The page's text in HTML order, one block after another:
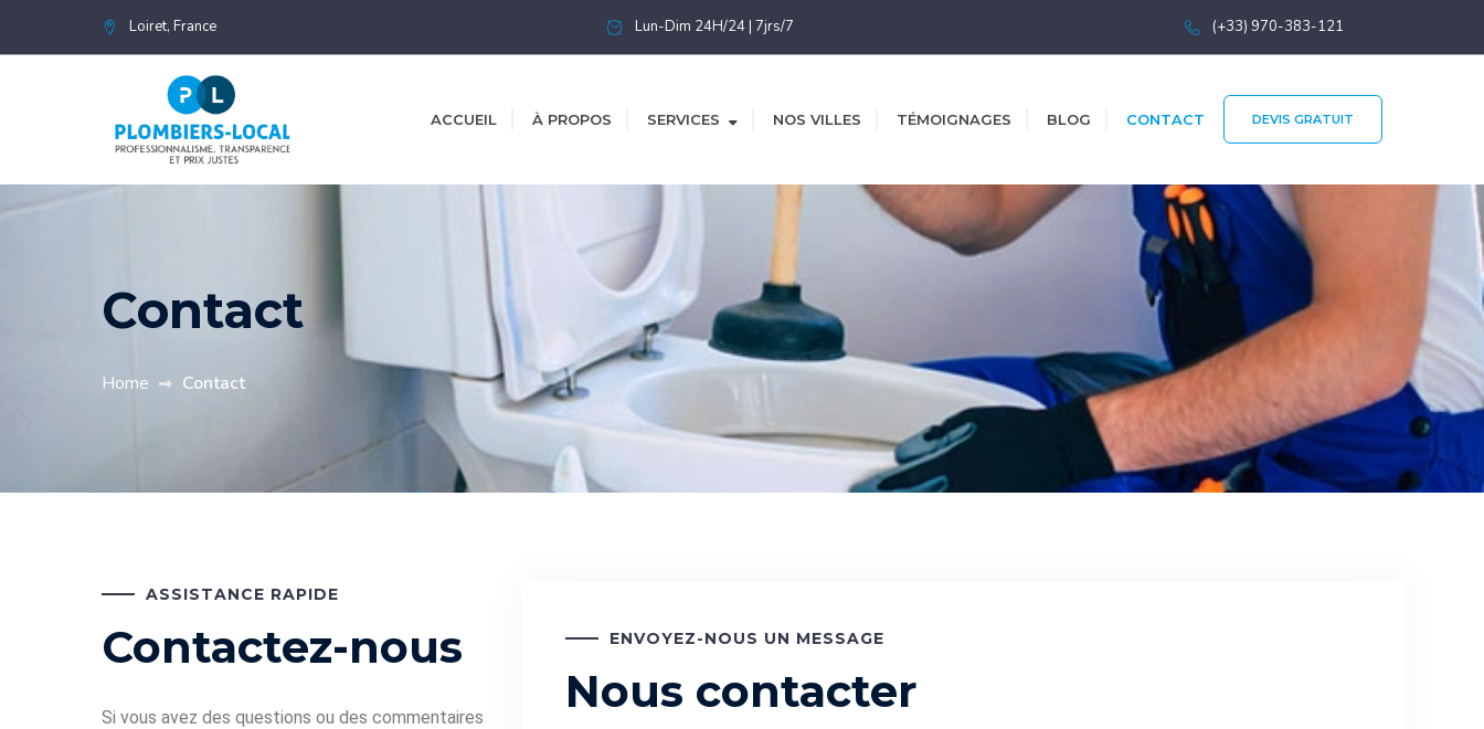
Loiret, France Lun-Dim 24H/24 | 7jrs/7 (+33) 970-383-121
ACCUEIL À PROPOS SERVICES NOS VILLES TÉMOIGNAGES BLOG CONTACT DEVIS GRATUIT
Contact
Home Contact
ASSISTANCE RAPIDE
Contactez-nous
Si vous avez des questions ou des commentaires
ENVOYEZ-NOUS UN MESSAGE
Nous contacter